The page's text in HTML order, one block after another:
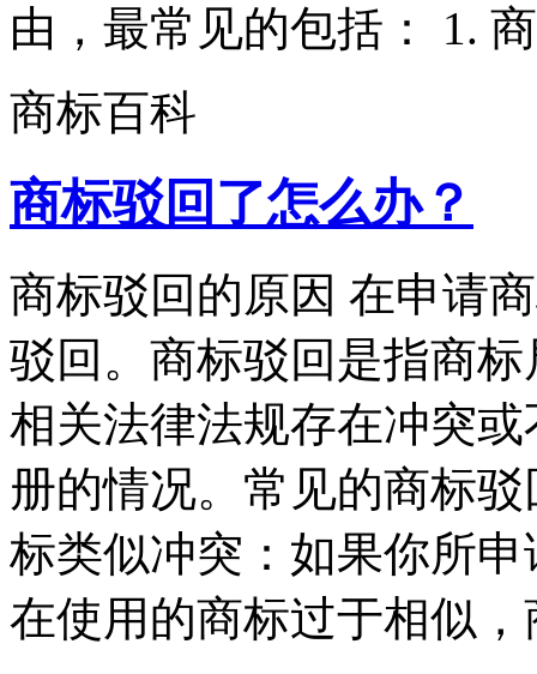
由，最常见的包括： 1.
商标百科
商标驳回了怎么办？
商标驳回的原因 在申请
驳回。商标驳回是指商
相关法律法规存在冲突
册的情况。常见的商标
标类似冲突：如果你所
在使用的商标过于相似